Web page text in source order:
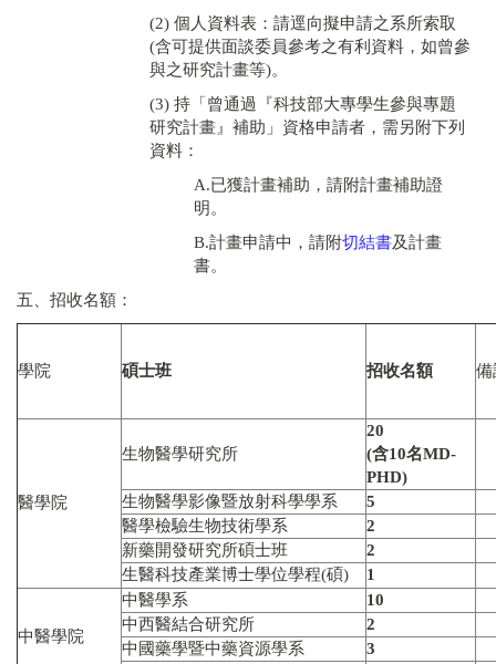
(2) 個人資料表：請逕向擬申請之系所索取
(含可提供面談委員參考之有利資料，如曾參
與之研究計畫等)。
(3) 持「曾通過『科技部大專學生參與專題
研究計畫』補助」資格申請者，需另附下列
資料：
A.已獲計畫補助，請附計畫補助證
明。
B.計畫申請中，請附切結書及計畫
書。
五、招收名額：
學院 碩士班 招收名額 備
醫學院
生物醫學研究所
20
(含10名MD-
PHD)
生物醫學影像暨放射科學學系
5
醫學檢驗生物技術學系
2
新藥開發研究所碩士班
2
生醫科技產業博士學位學程(碩)
1
中醫學院
中醫學系
10
中西醫結合研究所
2
中國藥學暨中藥資源學系
3